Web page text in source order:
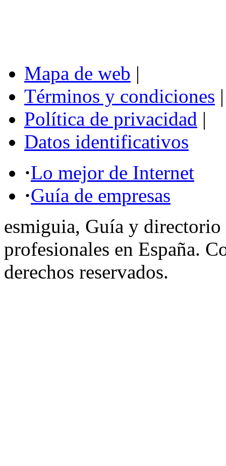
Mapa de web |
Términos y condiciones |
Política de privacidad |
Datos identificativos
·Lo mejor de Internet
·Guía de empresas
esmiguia, Guía y directorio
profesionales en España.
derechos reservados.